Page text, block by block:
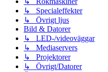
↳ Specialeffekter
↳ Övrigt ljus
Bild & Datorer
↳ LED-/videoväggar
↳ Mediaservers
↳ Projektorer
↳ Övrigt/Datorer